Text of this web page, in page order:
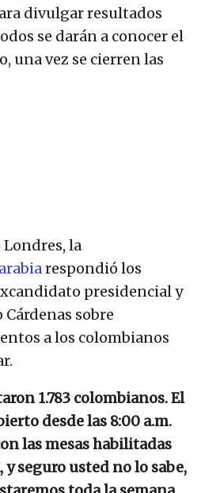
divulgar resultados
se darán a conocer el
una vez se cierren las
Londres, la
respondió los
presidencial y
sobre
a los colombianos
1.783 colombianos. El
desde las 8:00 a.m.
las mesas habilitadas
seguro usted no lo sabe,